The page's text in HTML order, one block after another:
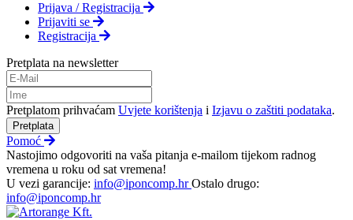
Prijava / Registracija
Prijaviti se
Registracija
Pretplata na newsletter
Pretplatom prihvaćam Uvjete korištenja i Izjavu o zaštiti podataka.
Pretplata
Pomoć
Nastojimo odgovoriti na vaša pitanja e-mailom tijekom radnog
vremena u roku od sat vremena!
U vezi garancije: info@iponcomp.hrOstalo drugo:
info@iponcomp.hr